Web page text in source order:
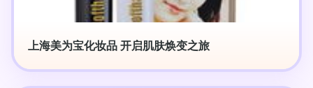
上海美为宝化妆品 开启肌肤焕变之旅